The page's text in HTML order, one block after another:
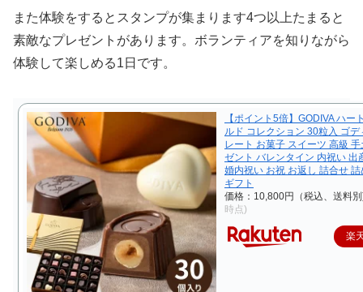
また体験をするとスタンプが集まります4つ以上たまると
素敵なプレゼントがあります。ボランティアを知りながら
体験して楽しめる1日です。
【ポイント5倍】GODIVA ハー
ルド コレクション 30粒入 ゴデ
レート お菓子 スイーツ 高級
ゼント バレンタイン 内祝い 出
婚内祝い お祝 お返し 詰合せ
ギフト
価格：10,800円（税込、送料
時点)
楽